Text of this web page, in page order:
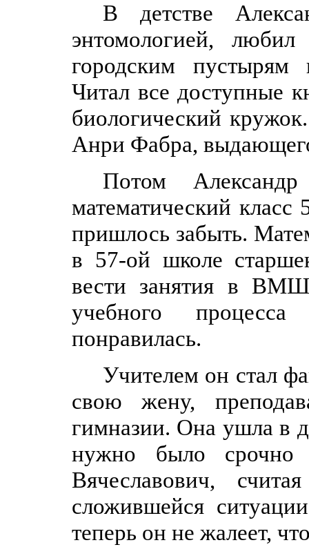
В детстве
энтомологией,
городским
Читал все доступные
биологический
Анри Фабра,
Потом
математический
пришлось забыть.
в 57-ой школе
вести занятия в
учебного процесса
понравилась.
Учителем он стал
свою жену,
гимназии. Она ушла в
нужно было срочно
Вячеславович,
сложившейся
теперь он не жалеет,